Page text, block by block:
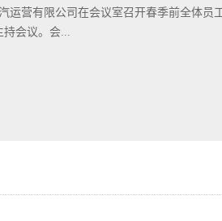
运营有限公司在会议室召开春季前全体员
持会议。会...